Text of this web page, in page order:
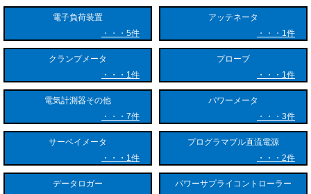
電子負荷装置
5件
アッテネータ
1件
クランプメータ
1件
プローブ
1件
電気計測器その他
7件
パワーメータ
3件
サーベイメータ
1件
プログラマブル直流電源
2件
データロガー
パワーサプライコントローラー